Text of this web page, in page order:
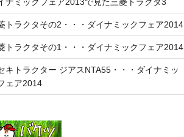
ナミックフェア2013で見た三菱トラクタ3
トラクタその2・・・ダイナミックフェア2014
トラクタその1・・・ダイナミックフェア2014
キトラクター ジアスNTA55・・・ダイナミッ
ェア2014